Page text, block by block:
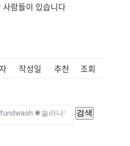
람들이 있습니다
작성일 추천
조회
검색